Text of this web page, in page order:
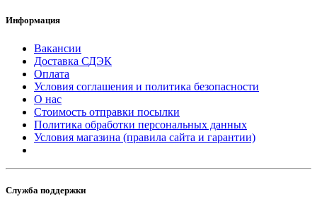
Информация
Вакансии
Доставка СДЭК
Оплата
Условия соглашения и политика безопасности
О нас
Стоимость отправки посылки
Политика обработки персональных данных
Условия магазина (правила сайта и гарантии)
Служба поддержки